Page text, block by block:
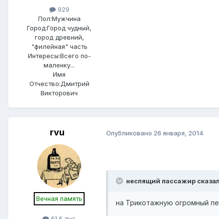
929
Пол:Мужчина
Город:Город чудный,
город древний,
"филейная" часть
Интересы:Всего по-
маленку...
Имя
Отчество:Дмитрий
Викторович
rvu
Вечная память
Опубликовано 26 января, 2014
неспящий пассажир
на Трикотажную огромный